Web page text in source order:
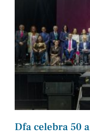
Dfa celebra 50